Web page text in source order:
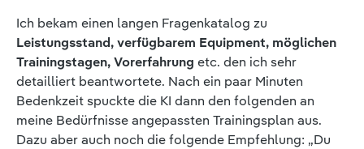
Ich bekam einen langen Fragenkatalog zu
Leistungsstand, verfügbarem Equipment, möglichen
Trainingstagen, Vorerfahrung etc. den ich sehr
detailliert beantwortete. Nach ein paar Minuten
Bedenkzeit spuckte die KI dann den folgenden an
meine Bedürfnisse angepassten Trainingsplan aus.
Dazu aber auch noch die folgende Empfehlung: „Du